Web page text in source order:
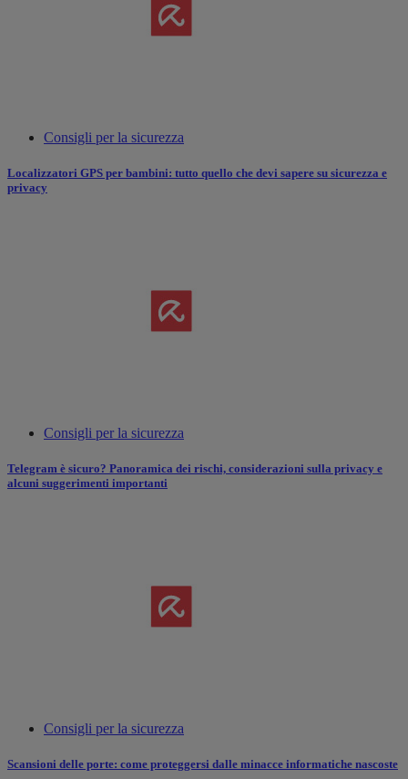
Consigli per la sicurezza
Localizzatori GPS per bambini: tutto quello che devi sapere su sicurezza e
privacy
Consigli per la sicurezza
Telegram è sicuro? Panoramica dei rischi, considerazioni sulla privacy e
alcuni suggerimenti importanti
Consigli per la sicurezza
Scansioni delle porte: come proteggersi dalle minacce informatiche nascoste